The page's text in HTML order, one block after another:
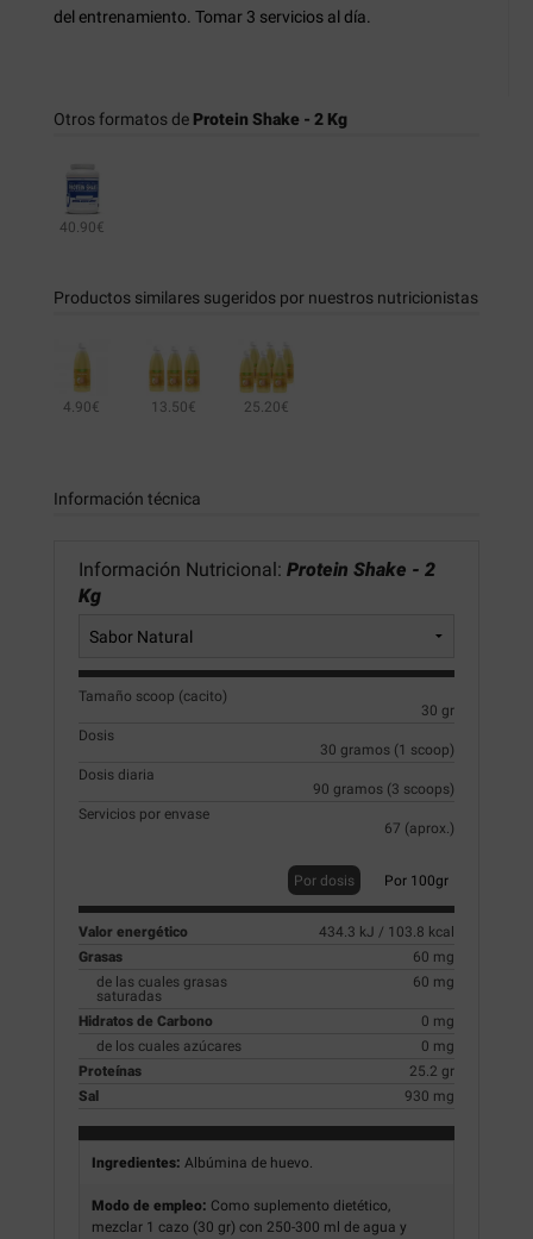
del entrenamiento. Tomar 3 servicios al día.
Otros formatos de Protein Shake - 2 Kg
40.90€
Productos similares sugeridos por nuestros nutricionistas
4.90€ 13.50€ 25.20€
Información técnica
Información Nutricional: Protein Shake - 2
Kg
Tamaño scoop (cacito)
30 gr
Dosis
30 gramos (1 scoop)
Dosis diaria
90 gramos (3 scoops)
Servicios por envase
67 (aprox.)
Por dosis Por 100gr
Valor energético
434.3 kJ / 103.8 kcal
Grasas
60 mg
de las cuales grasas
saturadas
60 mg
Hidratos de Carbono
0 mg
de los cuales azúcares
0 mg
Proteínas
25.2 gr
Sal
930 mg
Ingredientes: Albúmina de huevo.
Modo de empleo: Como suplemento dietético,
mezclar 1 cazo (30 gr) con 250-300 ml de agua y